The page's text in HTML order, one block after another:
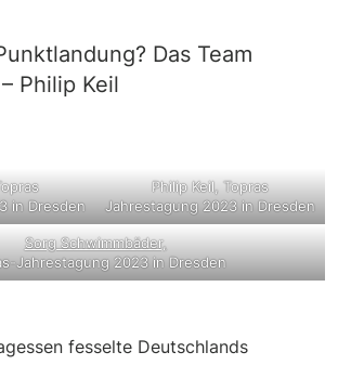
Das Team
Philip Keil
in Dresden
Philip Keil, Topras
Jahrestagung 2023 in Dresden
Sorg Schwimmbäder,
Jahrestagung 2023 in Dresden
fesselte Deutschlands